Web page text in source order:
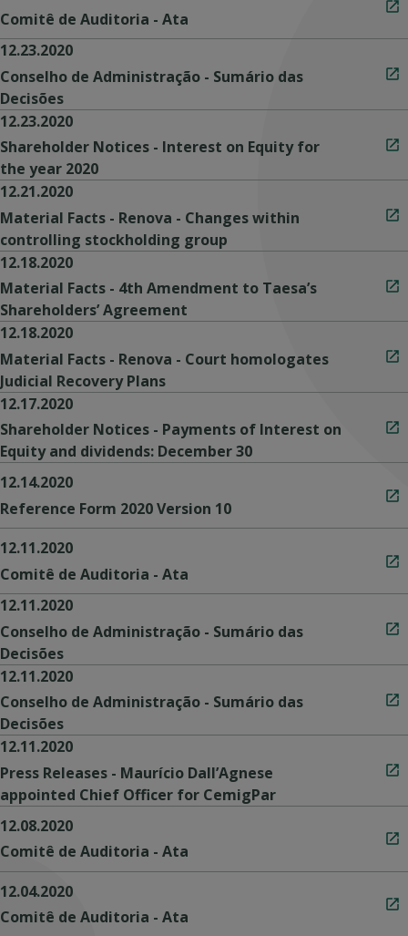
Comitê de Auditoria - Ata
12.23.2020
Conselho de Administração - Sumário das
Decisões
12.23.2020
Shareholder Notices - Interest on Equity for
the year 2020
12.21.2020
Material Facts - Renova - Changes within
controlling stockholding group
12.18.2020
Material Facts - 4th Amendment to Taesa’s
Shareholders’ Agreement
12.18.2020
Material Facts - Renova - Court homologates
Judicial Recovery Plans
12.17.2020
Shareholder Notices - Payments of Interest on
Equity and dividends: December 30
12.14.2020
Reference Form 2020 Version 10
12.11.2020
Comitê de Auditoria - Ata
12.11.2020
Conselho de Administração - Sumário das
Decisões
12.11.2020
Conselho de Administração - Sumário das
Decisões
12.11.2020
Press Releases - Maurício Dall’Agnese
appointed Chief Officer for CemigPar
12.08.2020
Comitê de Auditoria - Ata
12.04.2020
Comitê de Auditoria - Ata